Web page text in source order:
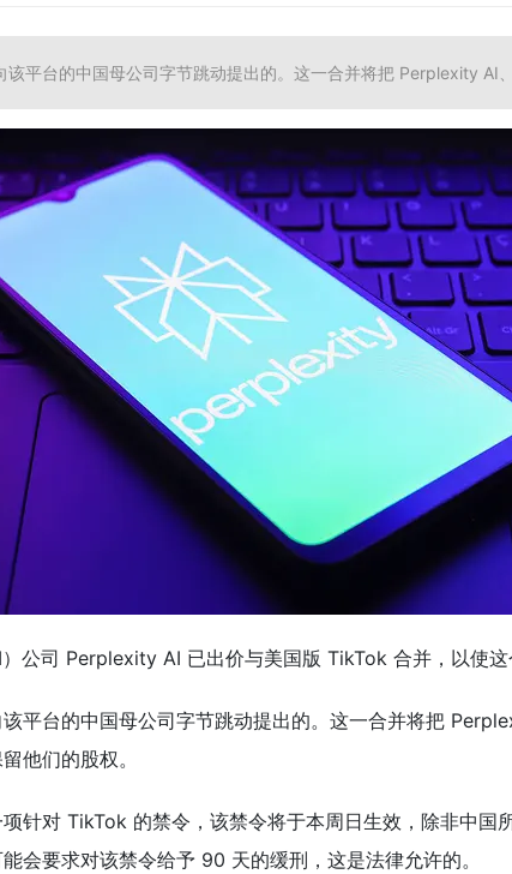
该平台的中国母公司字节跳动提出的。这一合并将把 Perplexity AI
公司 Perplexity AI 已出价与美国版 TikTok 合并，以使这
平台的中国母公司字节跳动提出的。这一合并将把
他们的股权。
针对 TikTok 的禁令，该禁令将于本周日生效，除非中
会要求对该禁令给予 90 天的缓刑，这是法律允许的。